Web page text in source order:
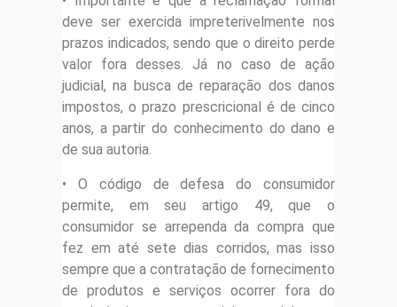
deve ser exercida impreterivelmente nos
prazos indicados, sendo que o direito perde
valor fora desses. Já no caso de ação
judicial, na busca de reparação dos danos
impostos, o prazo prescricional é de cinco
anos, a partir do conhecimento do dano e
de sua autoria.
• O código de defesa do consumidor
permite, em seu artigo 49, que o
consumidor se arrependa da compra que
fez em até sete dias corridos, mas isso
sempre que a contratação de fornecimento
de produtos e serviços ocorrer fora do